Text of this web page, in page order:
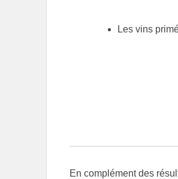
Les vins
En complément des